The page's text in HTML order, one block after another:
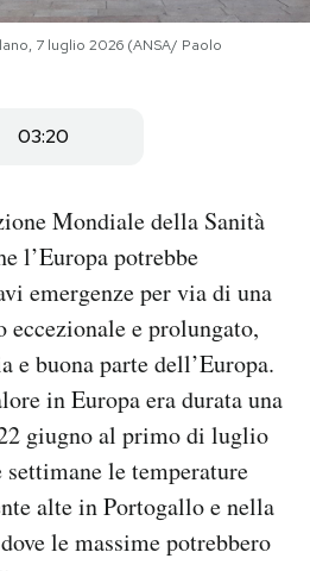
7 luglio 2026 (ANSA/ Paolo
03:20
Mondiale della Sanità
l’Europa potrebbe
emergenze per via di una
eccezionale e prolungato,
e buona parte dell’Europa.
in Europa era durata una
giugno al primo di luglio
le temperature
alte in Portogallo e nella
le massime potrebbero